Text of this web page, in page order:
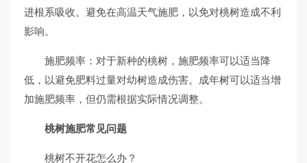
进根系吸收。避免在高温天气施肥，以免对桃树造成不利
影响。
施肥频率：对于新种的桃树，施肥频率可以适当降
低，以避免肥料过量对幼树造成伤害。成年树可以适当增
加施肥频率，但仍需根据实际情况调整。
桃树施肥常见问题
桃树不开花怎么办？